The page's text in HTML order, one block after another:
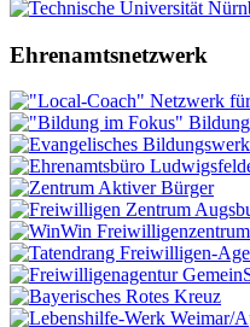
Ehrenamtsnetzwerk